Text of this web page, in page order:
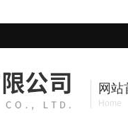
网站
Home